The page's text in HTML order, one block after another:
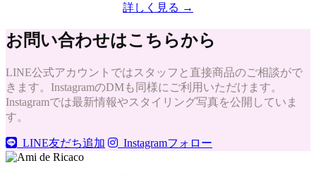
詳しく見る →
お問い合わせはこちらから
LINE公式アカウントではスタッフと直接商品のご相談がで
きます。InstagramのDMも同様にご利用いただけます。
Instagramでは最新情報やスタイリング写真を公開していま
す。
LINE友だち追加 Instagramフォロー